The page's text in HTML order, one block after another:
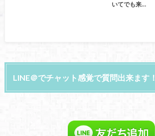
いてでも来…
LINE＠でチャット感覚で質問出来ます！